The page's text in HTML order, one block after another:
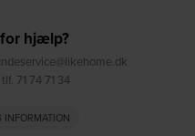
hjælp?
71 74 71 34
INFORMATION